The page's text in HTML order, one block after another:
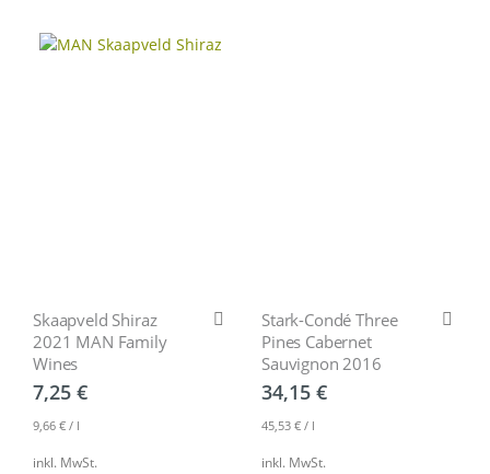
Skaapveld Shiraz
2021 MAN Family
Wines
7,25 €
9,66 € / l
inkl. MwSt.
Stark-Condé Three
Pines Cabernet
Sauvignon 2016
34,15 €
45,53 € / l
inkl. MwSt.